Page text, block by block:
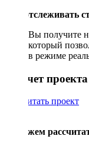
Как отслеживать
Вы получите
который
в режиме
Рассчет проекта
Рассчитать проект
Поможем